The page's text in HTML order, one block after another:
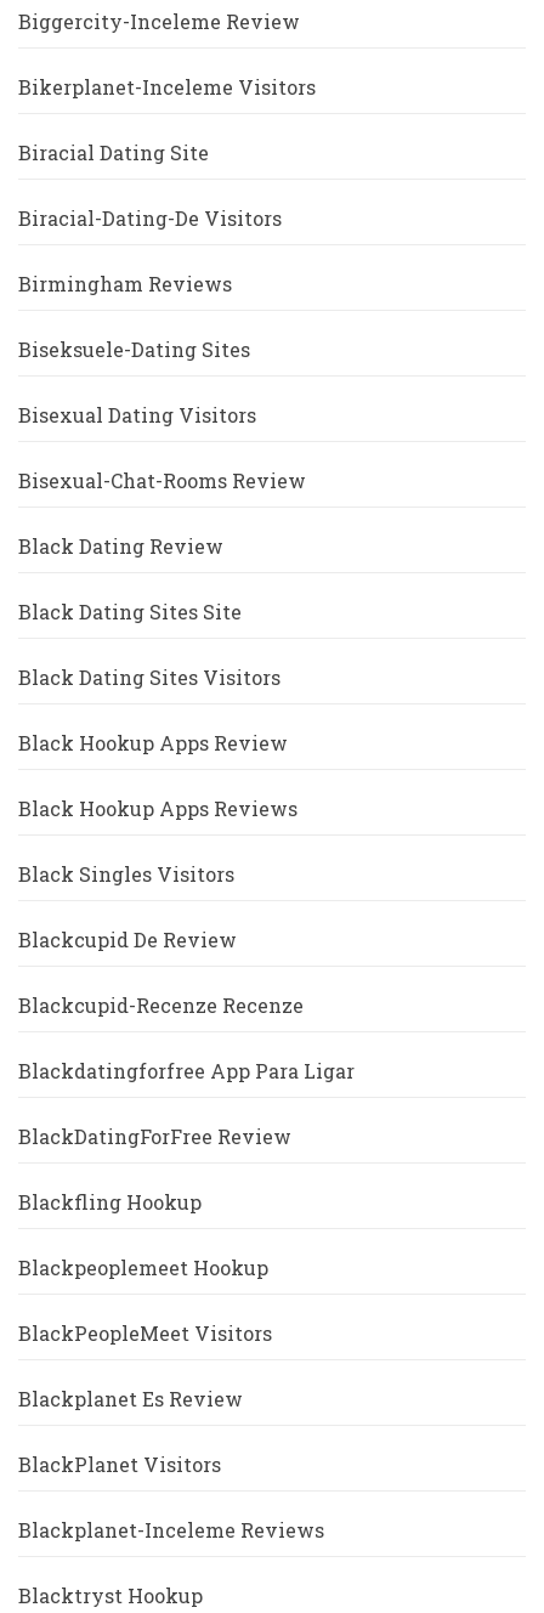
Biggercity-Inceleme Review
Bikerplanet-Inceleme Visitors
Biracial Dating Site
Biracial-Dating-De Visitors
Birmingham Reviews
Biseksuele-Dating Sites
Bisexual Dating Visitors
Bisexual-Chat-Rooms Review
Black Dating Review
Black Dating Sites Site
Black Dating Sites Visitors
Black Hookup Apps Review
Black Hookup Apps Reviews
Black Singles Visitors
Blackcupid De Review
Blackcupid-Recenze Recenze
Blackdatingforfree App Para Ligar
BlackDatingForFree Review
Blackfling Hookup
Blackpeoplemeet Hookup
BlackPeopleMeet Visitors
Blackplanet Es Review
BlackPlanet Visitors
Blackplanet-Inceleme Reviews
Blacktryst Hookup